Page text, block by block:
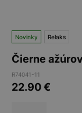
Novinky Relaks
Čierne
R74041-11
22.90€